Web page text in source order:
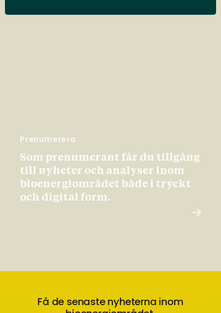
Prenumerera
Som prenumerant får du tillgång
till nyheter och analyser inom
bioenergiområdet både i tryckt
och digital form.
Få de senaste nyheterna inom